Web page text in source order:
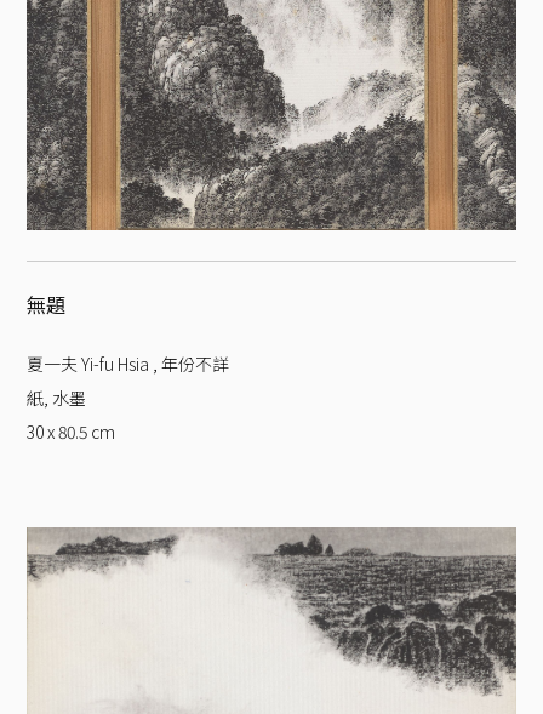
無題
夏一夫 Yi-fu Hsia 年份不詳
紙, 水墨
30 x 80.5 cm